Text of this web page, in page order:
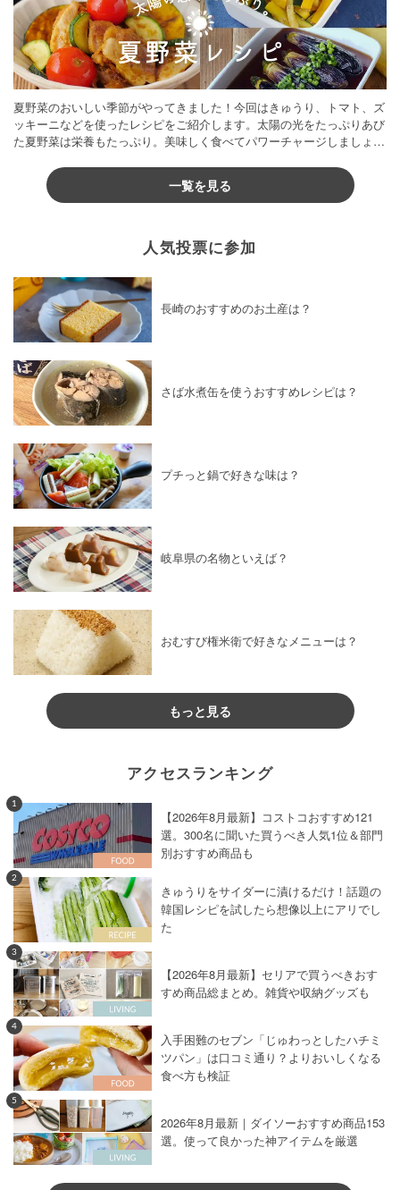
夏野菜のおいしい季節がやってきました！今回はきゅうり、トマト、ズ
ッキーニなどを使ったレシピをご紹介します。太陽の光をたっぷりあび
た夏野菜は栄養もたっぷり。美味しく食べてパワーチャージしましょう
一覧を見る
人気投票に参加
長崎のおすすめのお土産は？
さば水煮缶を使うおすすめレシピは？
プチっと鍋で好きな味は？
岐阜県の名物といえば？
おむすび権米衛で好きなメニューは？
もっと見る
アクセスランキング
1
【2026年8月最新】コストコおすすめ121
選。300名に聞いた買うべき人気1位＆部門
別おすすめ商品も
2
きゅうりをサイダーに漬けるだけ！話題の
韓国レシピを試したら想像以上にアリでし
た
3
【2026年8月最新】セリアで買うべきおす
すめ商品総まとめ。雑貨や収納グッズも
4
入手困難のセブン「じゅわっとしたハチミ
ツパン」は口コミ通り？よりおいしくなる
食べ方も検証
5
2026年8月最新｜ダイソーおすすめ商品153
選。使って良かった神アイテムを厳選